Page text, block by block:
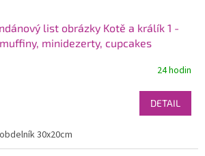
list obrázky Kotě a králík 1 -
minidezerty, cupcakes
24 hodin
DETAIL
obdelník 30x20cm